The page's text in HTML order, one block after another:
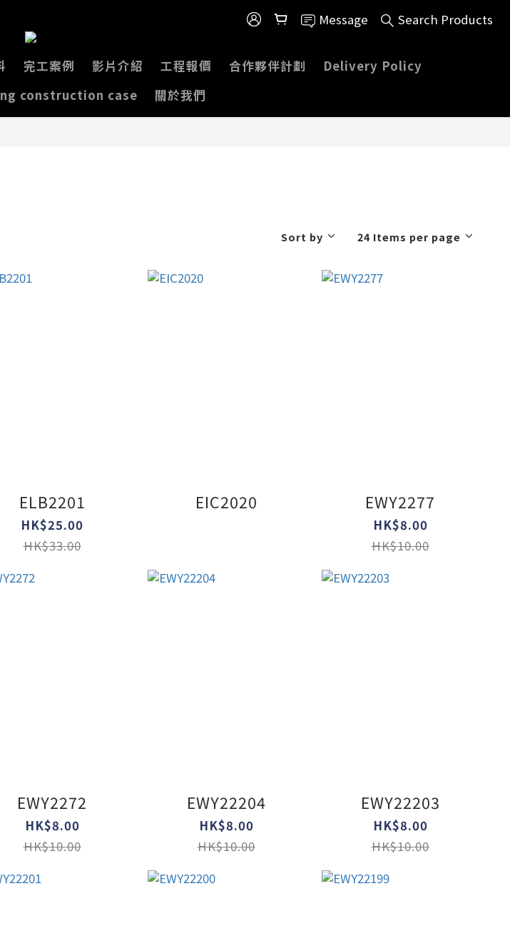
Message Search Products
完工案例 影片介紹 工程報價 合作夥伴計劃
Delivery Policy
construction case
關於我們
Sort by 24 Items per page
ELB2201
HK$25.00
HK$33.00
EIC2020 EWY2277
HK$8.00
HK$10.00
EWY2272
HK$8.00
HK$10.00
EWY22204
HK$8.00
HK$10.00
EWY22203
HK$8.00
HK$10.00